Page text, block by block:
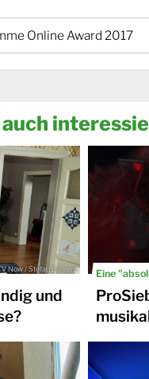
Online Award 2017
Now / Stefan Behrens
und
Eine